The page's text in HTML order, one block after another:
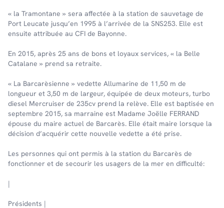
« la Tramontane » sera affectée à la station de sauvetage de
Port Leucate jusqu’en 1995 à l’arrivée de la SNS253. Elle est
ensuite attribuée au CFI de Bayonne.
En 2015, après 25 ans de bons et loyaux services, « la Belle
Catalane » prend sa retraite.
« La Barcarèsienne » vedette Allumarine de 11,50 m de
longueur et 3,50 m de largeur, équipée de deux moteurs, turbo
diesel Mercruiser de 235cv prend la relève. Elle est baptisée en
septembre 2015, sa marraine est Madame Joëlle FERRAND
épouse du maire actuel de Barcarès. Elle était maire lorsque la
décision d’acquérir cette nouvelle vedette a été prise.
Les personnes qui ont permis à la station du Barcarès de
fonctionner et de secourir les usagers de la mer en difficulté:
|
Présidents |